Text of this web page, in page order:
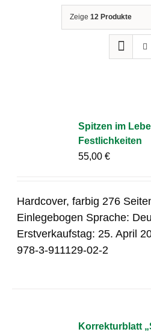
Zeige 12 Produkte
Spitzen im
Festlichkeiten
55,00€
Hardcover, farbig 276
Einlegebogen Sprache:
Erstverkaufstag: 25. April
978-3-911129-02-2
Korrekturblatt